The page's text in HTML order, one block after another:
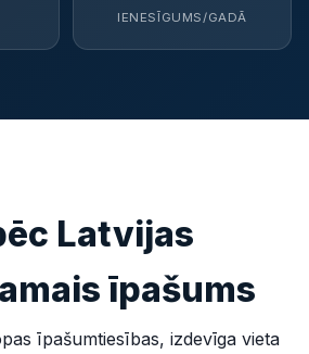
IENESĪGUMS/GADĀ
Latvijas
īpašums
īpašumtiesības, izdevīga vieta